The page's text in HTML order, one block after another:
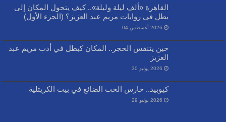
القاهرة «ألف ليلة وليلة».. كيف يتحول المكان إلى
بطل في روايات مريم عبد العزيز؟ (الجزء الأول)
2026 أغسطس 04
حين يتنفس الحجر.. المكان كبطل في أدب مريم عبد
العزيز
2026 يوليو 30
كيوبيد.. حارس الحب الضائع في بيت الكريتلية
2026 يوليو 29